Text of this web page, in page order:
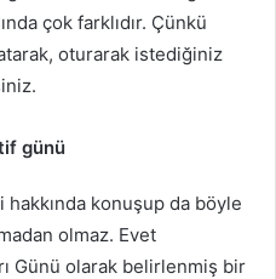
çok farklıdır. Çünkü
oturarak istediğiniz
günü
konuşup da böyle
olmaz. Evet
Günü olarak belirlenmiş bir